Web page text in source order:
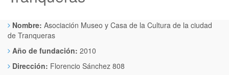
Nombre: Asociación Museo y Casa de la Cultura de la ciudad
de Tranqueras
Año de fundación: 2010
Dirección: Florencio Sánchez 808